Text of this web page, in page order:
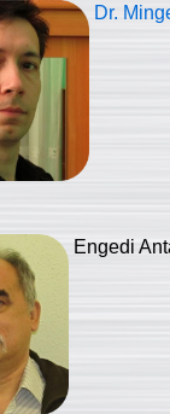
Dr.
Engedi